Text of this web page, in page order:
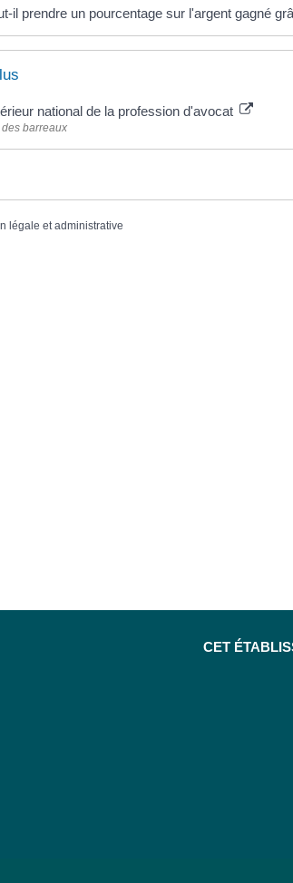
il prendre un pourcentage sur l'argent gagné
national de la profession d'avocat
barreaux
légale et administrative
CET